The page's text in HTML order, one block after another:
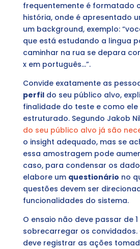
frequentemente é formatado
história, onde é apresentado
um background, exemplo:
que está estudando a lingua
caminhar na rua se depara
x em português…”.
Convide exatamente as
perfildo seu público alvo,
finalidade do teste e como ele
estruturado. Segundo Jakob
do seu público alvo já são
o insight adequado, mas se
essa amostragem pode
caso, para condensar os
elabore um questionário no
questões devem ser
funcionalidades do sistema.
O ensaio não deve passar de
sobrecarregar os convidados.
deve registrar as ações